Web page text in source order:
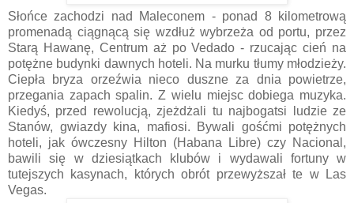
Słońce zachodzi nad Maleconem - ponad 8 kilometrową
promenadą ciągnącą się wzdłuż wybrzeża od portu, przez
Starą Hawanę, Centrum aż po Vedado - rzucając cień na
potężne budynki dawnych hoteli. Na murku tłumy młodzieży.
Ciepła bryza orzeźwia nieco duszne za dnia powietrze,
przegania zapach spalin. Z wielu miejsc dobiega muzyka.
Kiedyś, przed rewolucją, zjeżdżali tu najbogatsi ludzie ze
Stanów, gwiazdy kina, mafiosi. Bywali gośćmi potężnych
hoteli, jak ówczesny Hilton (Habana Libre) czy Nacional,
bawili się w dziesiątkach klubów i wydawali fortuny w
tutejszych kasynach, których obrót przewyższał te w Las
Vegas.